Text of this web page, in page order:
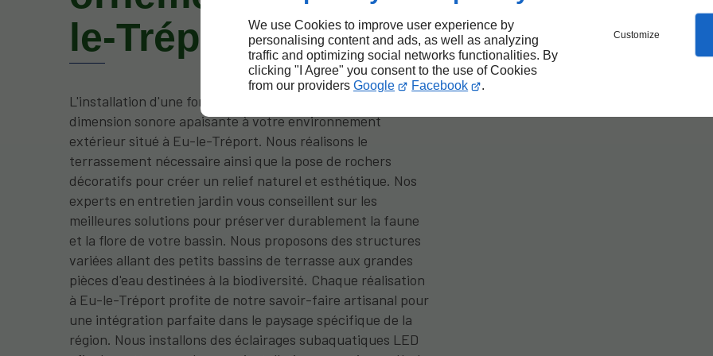
We use Cookies to improve user experience by
personalising content and ads, as well as analyzing
traffic and optimizing social networks functionalities. By
clicking "I Agree" you consent to the use of Cookies
from our providers Google Facebook .
Customize
le-Tréport
L'installation d'une fontaine ou d'une cascade apporte une
dimension sonore apaisante à votre environnement
extérieur situé à Eu-le-Tréport. Nous réalisons le
terrassement nécessaire ainsi que la pose de rochers
décoratifs pour créer un relief naturel et esthétique. Nos
experts en entretien jardin vous conseillent sur les
meilleures solutions pour préserver durablement la faune
et la flore de votre bassin. Nous proposons des structures
variées allant des petits bassins de terrasse aux grandes
pièces d'eau destinées à la biodiversité. Chaque réalisation
à Eu-le-Tréport profite de notre savoir-faire artisanal pour
une intégration parfaite dans le paysage spécifique de la
région. Nous installons des éclairages subaquatiques LED